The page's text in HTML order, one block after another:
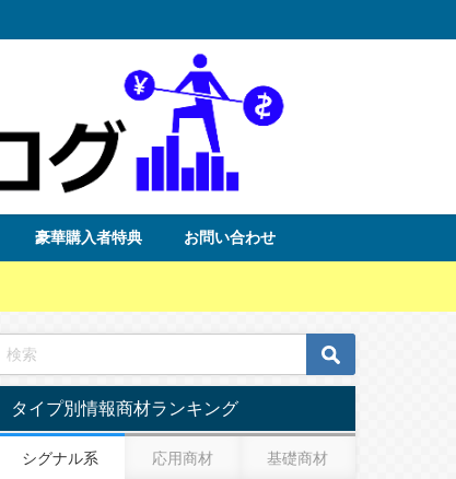
豪華購入者特典 お問い合わせ
タイプ別情報商材ランキング
シグナル系 応用商材 基礎商材